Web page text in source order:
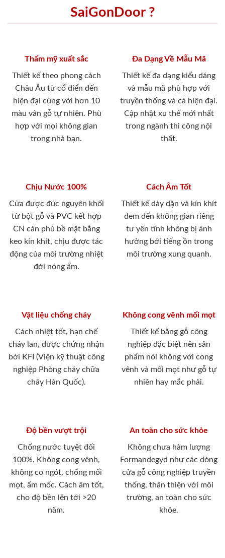
SaiGonDoor ?
Thẩm mỹ xuất sắc
Thiết kế theo phong cách
Châu Âu từ cổ điển đến
hiện đại cùng với hơn 10
màu vân gỗ tự nhiên. Phù
hợp với mọi không gian
trong nhà bạn.
Đa Dạng Về Mẫu Mã
Thiết kế đa dạng kiểu dáng
và mẫu mã phù hợp với
truyền thống và cả hiện đại.
Cập nhật xu thế mới nhất
trong ngành thi công nội
thất.
Chịu Nước 100%
Cửa được đúc nguyên khối
từ bột gỗ và PVC kết hợp
CN cán phủ bề mặt bằng
keo kín khít, chịu được tác
động của môi trường nhiệt
đới nóng ẩm.
Cách Âm Tốt
Thiết kế dày dặn và kín khít
đem đến không gian riêng
tư yên tĩnh không bị ảnh
hưởng bới tiếng ồn trong
môi trường xung quanh.
Vật liệu chống cháy
Cách nhiệt tốt, hạn chế
cháy lan, được chứng nhận
bởi KFI (Viện kỹ thuật công
nghiệp Phòng cháy chữa
cháy Hàn Quốc).
Không cong vênh mối mọt
Thiết kế bằng gỗ công
nghiệp đặc biệt nên sản
phẩm nói không với cong
vênh và mối mọt như gỗ tự
nhiên hay mắc phải.
Độ bền vượt trội
Chống nước tuyệt đối
100%. Không cong vênh,
không co ngót, chống mối
mọt, ẩm mốc. Cách âm tốt,
cho độ bền lên tới >20
năm.
An toàn cho sức khỏe
Không chưa hàm lượng
Formandegyd như các dòng
cửa gỗ công nghiệp truyền
thống, thân thiện với môi
trường, an toàn cho sức
khỏe.